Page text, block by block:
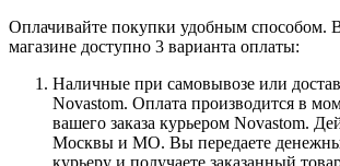
Оплачивайте покупки удобным способом.
магазине доступно 3 варианта оплаты:
Наличные при самовывозе или
Novastom. Оплата производится в
вашего заказа курьером Novastom.
Москвы и МО. Вы передаете
курьеру и получаете заказанный